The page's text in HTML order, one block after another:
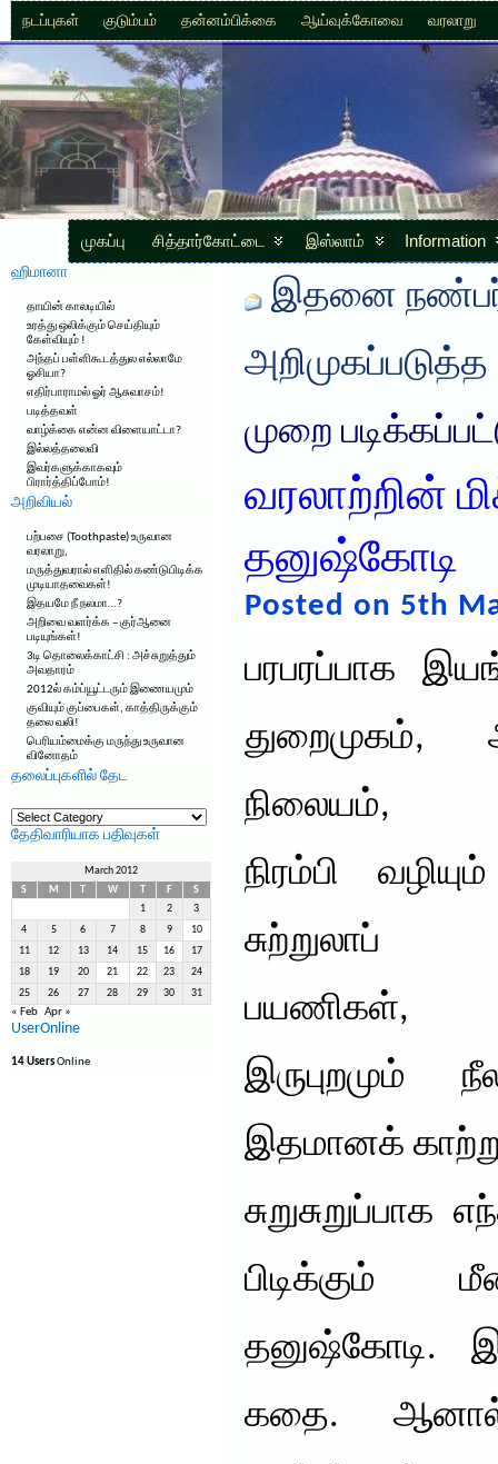
நடப்புகள் குடும்பம் தன்னம்பிக்கை ஆய்வுக்கோவை வரலாறு
முகப்பு சித்தார்கோட்டை இஸ்லாம் Information
ஹிமானா
தாயின் காலடியில்
உரத்து ஒலிக்கும் செய்தியும்
கேள்வியும் !
அந்தப் பள்ளிகூடத்துல எல்லாமே
ஓசியா?
எதிர்பாராமல் ஓர் ஆசுவாசம்!
படித்தவள்
வாழ்க்கை என்ன விளையாட்டா?
இல்லத்தலைவி
இவர்களுக்காகவும்
பிரார்த்திப்போம்!
அறிவியல்
பற்பசை (Toothpaste) உருவான
வரலாறு,
மருத்துவரால் எளிதில் கண்டுபிடிக்க
முடியாதவைகள்!
இதயமே நீ நலமா…?
அறிவை வளர்க்க – குர்ஆனை
படியுங்கள்!
3டி தொலைக்காட்சி : அச்சுறுத்தும்
அவதாரம்
2012ல் கம்ப்யூட்டரும் இணையமும்
குவியும் குப்பைகள், காத்திருக்கும்
தலை வலி!
பெரியம்மைக்கு மருந்து உருவான
வினோதம்
தலைப்புகளில் தேட
தலைப்புகளில்
தேட
தேதிவாரியாக பதிவுகள்
March 2012
S
M W F
S
1
2 3
4 5 6 7 8 9 10
11 12 13 14 15 16 17
18 19 20 21 22 23 24
25 26 27 28 29 30 31
« Feb Apr »
UserOnline
14 UsersOnline
இதனை
அறிமுகப்படுத்த
முறை
வரலாற்றின்
தனுஷ்கோடி
Posted on 5th
பரபரப்பாக
துறைமுகம்,
நிலையம்,
நிரம்பி வழியும்
சுற்றுலாப்
பயணிகள்,
இருபுறமும்
இதமானக்
பிடிக்கும்
தனுஷ்கோடி.
கதை.